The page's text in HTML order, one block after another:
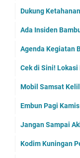
Dukung
Ada Insiden
Agenda Kegiatan
Cek di Sini!
Mobil Samsat
Embun Pagi
Jangan Sampai
Kodim Kuningan